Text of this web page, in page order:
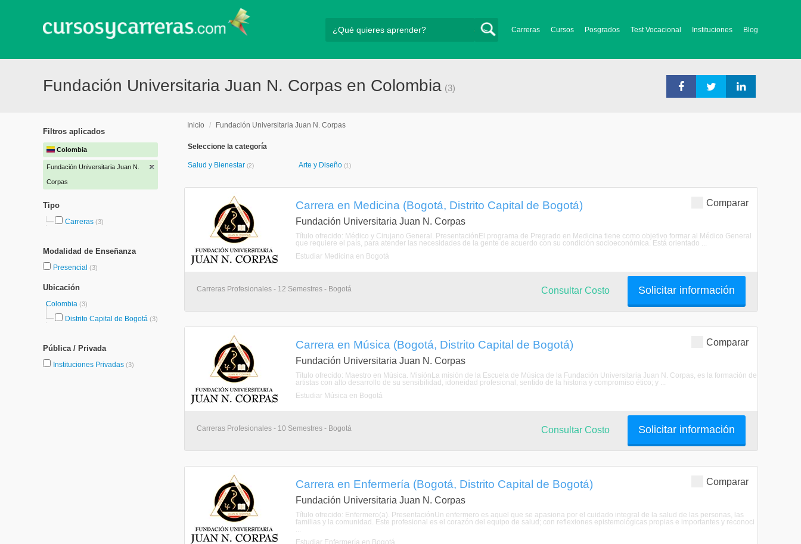
Carreras Cursos Posgrados Test Vocacional Instituciones Blog
Fundación Universitaria Juan N. Corpas en Colombia (3)
Filtros aplicados
Colombia
Fundación Universitaria Juan N.
Corpas
Tipo
Carreras (3)
Modalidad de Enseñanza
Presencial (3)
Ubicación
Colombia (3)
Distrito Capital de Bogotá (3)
Pública / Privada
Instituciones Privadas (3)
Inicio / Fundación Universitaria Juan N. Corpas
Seleccione la categoría
Salud y Bienestar (2) Arte y Diseño (1)
Comparar
Carrera en Medicina (Bogotá, Distrito Capital de Bogotá)
Fundación Universitaria Juan N. Corpas
Título ofrecido: Médico y Cirujano General. PresentaciónEl programa de Pregrado en Medicina tiene como objetivo formar al Médico General
que requiere el país, para atender las necesidades de la gente de acuerdo con su condición socioeconómica. Está orientado ...
Estudiar Medicina en Bogotá
Carreras Profesionales - 12 Semestres - Bogotá Solicitar información
Consultar Costo
Comparar
Carrera en Música (Bogotá, Distrito Capital de Bogotá)
Fundación Universitaria Juan N. Corpas
Título ofrecido: Maestro en Música. MisiónLa misión de la Escuela de Música de la Fundación Universitaria Juan N. Corpas, es la formación de
artistas con alto desarrollo de su sensibilidad, idoneidad profesional, sentido de la historia y compromiso ético; y ...
Estudiar Música en Bogotá
Carreras Profesionales - 10 Semestres - Bogotá Solicitar información
Consultar Costo
Comparar
Carrera en Enfermería (Bogotá, Distrito Capital de Bogotá)
Fundación Universitaria Juan N. Corpas
Título ofrecido: Enfermero(a). PresentaciónUn enfermero es aquel que se apasiona por el cuidado integral de la salud de las personas, las
familias y la comunidad. Este profesional es el corazón del equipo de salud; con reflexiones epistemológicas propias e importantes y reconoci
...
Estudiar Enfermería en Bogotá